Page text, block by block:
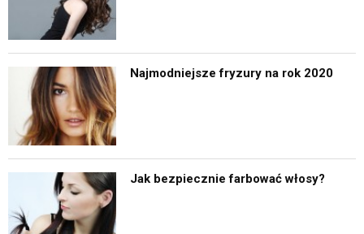
Najmodniejsze fryzury na rok 2020
Jak bezpiecznie farbować włosy?